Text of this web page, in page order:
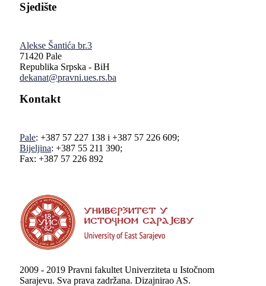
Sjedište
Alekse Šantića br.3
71420 Pale
Republika Srpska - BiH
dekanat@pravni.ues.rs.ba
Kontakt
Pale: +387 57 227 138 i +387 57 226 609;
Bijeljina: +387 55 211 390;
Fax: +387 57 226 892
2009 - 2019 Pravni fakultet Univerziteta u Istočnom
Sarajevu. Sva prava zadržana. Dizajnirao AS.